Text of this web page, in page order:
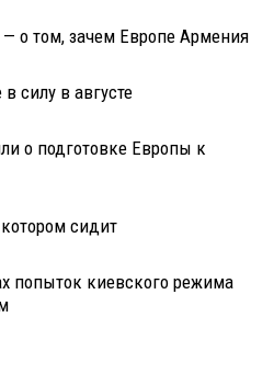
о том, зачем Европе Армения
силу в августе
о подготовке Европы к
сидит
попыток киевского режима